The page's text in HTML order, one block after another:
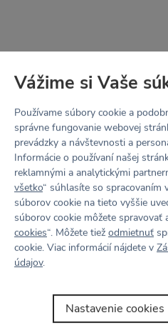
STRIH
LOTTA
V jednoduchosti je sila.
Minimum švov, hladký
mieste. Strih, ktorý
prirodzenosť vašej
akéhokoľvek obmedzenia.
Vážime si Vaše
Používame súbory cookie a
správne fungovanie webovej
prevádzky a návštevnosti a
Informácie o používaní našej
reklamnými a analytickými
všetko“ súhlasíte so
súborov cookie na tieto vyššie
súborov cookie môžete spravovať
cookies“. Môžete tiež odmietnuť
cookie. Viac informácií nájdete v
údajov.
Nastavenie cookies